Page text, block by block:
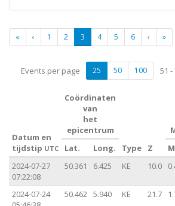
« ‹ 1 2 3 4 5 6 › »
25 50 100
Events per page 51
Datum en
tijdstip UTC
Coördinaten
van
het
epicentrum
Type
Z
Lat. Long. M
2024-07-27
07:22:08
50.361 6.425 KE 10.0
2024-07-24
50.462 5.940 KE 21.7